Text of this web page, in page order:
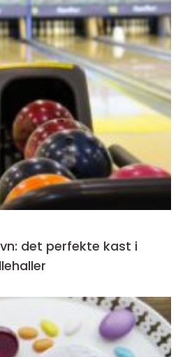
det perfekte kast i